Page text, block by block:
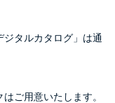
タルカタログ」は通
ご用意いたします。